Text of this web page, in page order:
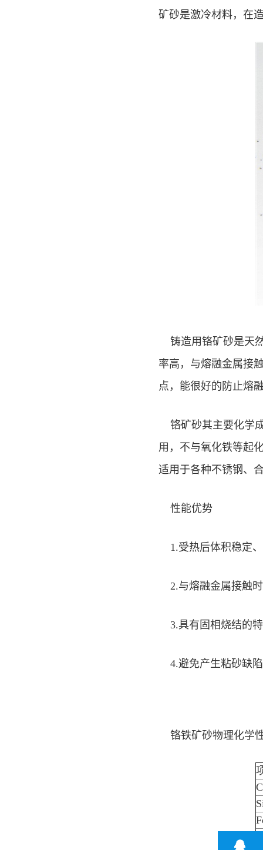
矿砂是激冷材料，在
铸造用铬矿砂是天
率高，与熔融金属接
点，能很好的防止熔
铬矿砂其主要化学
用，不与氧化铁等起
适用于各种不锈钢、
性能优势
1.受热后体积稳定
2.与熔融金属接触
3.具有固相烧结的
4.避免产生粘砂缺陷
铬铁矿砂物理化学